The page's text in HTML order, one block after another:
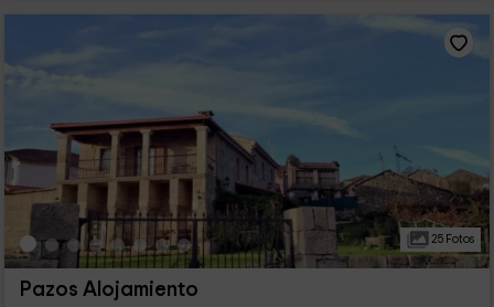
25 Fotos
Pazos Alojamiento